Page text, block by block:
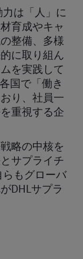
は「人」に
育成やキャ
整備、多様
に取り組ん
を実践して
国で「働き
り、社員一
重視する企
略の中核を
サプライチ
もグローバ
DHLサプラ